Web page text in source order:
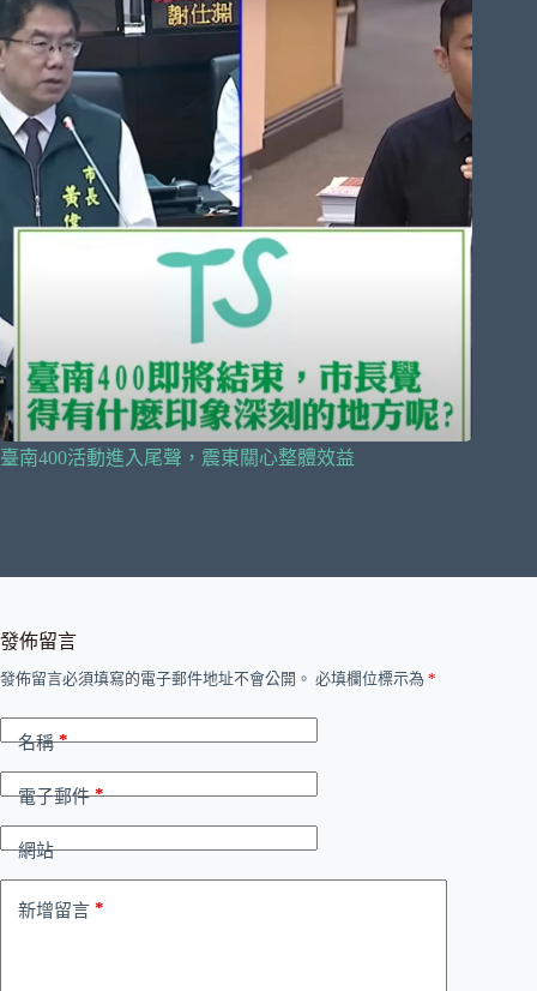
臺南400活動進入尾聲，震東關心整體效益
發佈留言
發佈留言必須填寫的電子郵件地址不會公開。 必填欄位標示為 *
名稱*
電子郵件*
網站
新增留言 *